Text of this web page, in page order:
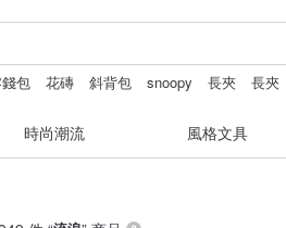
包 花磚 斜背包 snoopy 長夾 長夾
時尚潮流 風格文具